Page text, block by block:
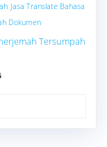
Jasa Translate Bahasa
Dokumen
Tersumpah